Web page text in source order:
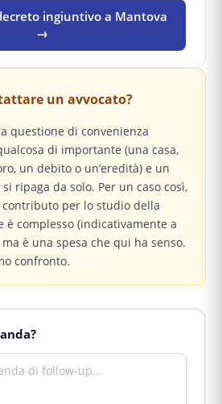
ingiuntivo a Mantova
→
un avvocato?
questione di convenienza
di importante (una casa,
un debito o un’eredità) e un
ripaga da solo. Per un caso così,
per lo studio della
è complesso (indicativamente a
è una spesa che qui ha senso.
confronto.